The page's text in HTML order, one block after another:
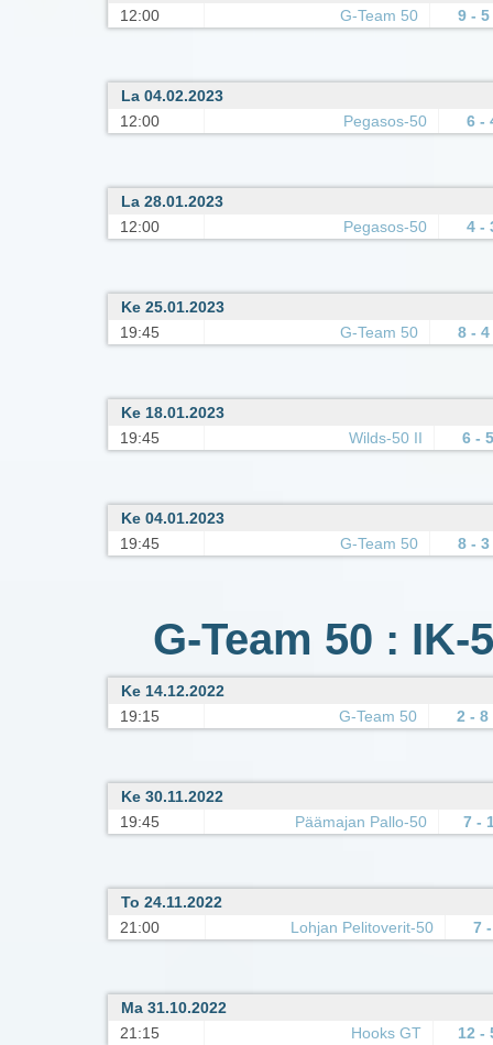
12:00
G-Team 50 9 - 5
La 04.02.2023
12:00
Pegasos-50 6 -
La 28.01.2023
12:00
Pegasos-50 4 -
Ke 25.01.2023
19:45
G-Team 50 8 - 4
Ke 18.01.2023
19:45
Wilds-50 II 6 - 5
Ke 04.01.2023
19:45
G-Team 50 8 - 3
G-Team 50 :
Ke 14.12.2022
19:15
G-Team 50 2 - 8
Ke 30.11.2022
19:45
Päämajan Pallo-50 7 -
To 24.11.2022
21:00
Lohjan Pelitoverit-50 7
Ma 31.10.2022
21:15
Hooks GT 12 -